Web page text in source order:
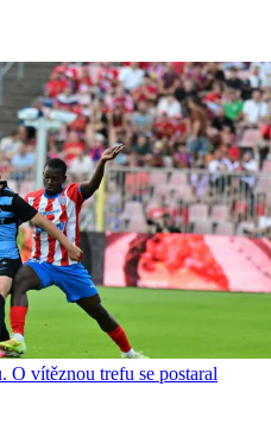
O vítěznou trefu se postaral